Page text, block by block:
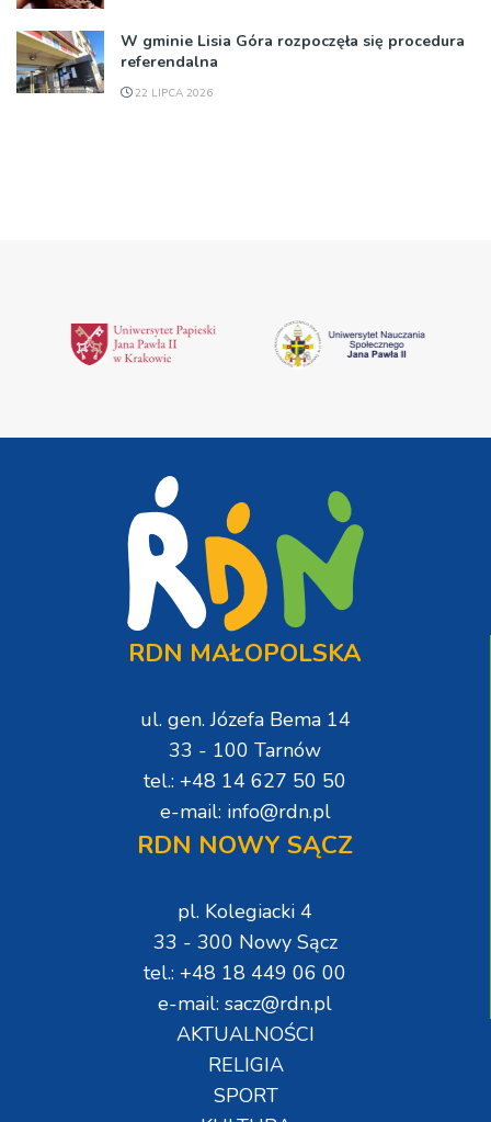
W gminie Lisia Góra rozpoczęła się procedura
referendalna
22 LIPCA 2026
RDN MAŁOPOLSKA
ul. gen. Józefa Bema 14
33 - 100 Tarnów
tel.: +48 14 627 50 50
e-mail: info@rdn.pl
RDN NOWY SĄCZ
pl. Kolegiacki 4
33 - 300 Nowy Sącz
tel.: +48 18 449 06 00
e-mail: sacz@rdn.pl
AKTUALNOŚCI
RELIGIA
SPORT